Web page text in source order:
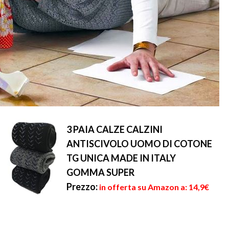
3 PAIA CALZE CALZINI
ANTISCIVOLO UOMO DI COTONE
TG UNICA MADE IN ITALY
GOMMA SUPER
Prezzo: in offerta su Amazon a: 14,9€